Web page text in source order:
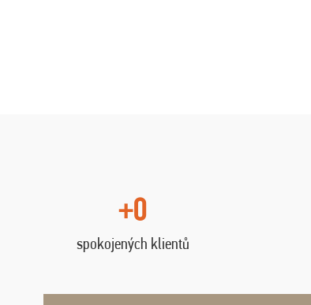
+0
spokojených klientů